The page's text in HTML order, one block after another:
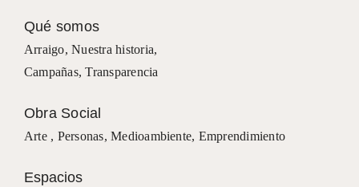
Qué somos
Arraigo,Nuestra historia,
Campañas, Transparencia
Obra Social
Arte , Personas,Medioambiente, Emprendimiento
Espacios